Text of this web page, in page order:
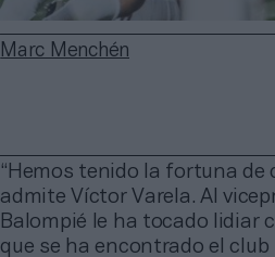
Marc Menchén
“Hemos tenido la fortuna de
admite Víctor Varela. Al
Balompié le ha tocado lidiar
que se ha encontrado el